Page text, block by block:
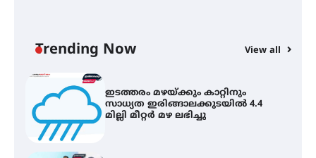
Trending Now View all
മില്ലി മീറ്റർ മഴ ലഭിച്ചു
ഐ.ഐ.ടി മദ്രാസ്സിൽ നിന്നും
ഡോക്ടറേറ്റ് – ഇരിങ്ങാലക്കുട
സ്വദേശി ആതിര എം കെ യുടെ